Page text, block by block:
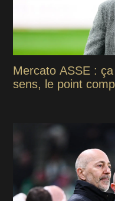
Mercato ASSE :
sens, le point